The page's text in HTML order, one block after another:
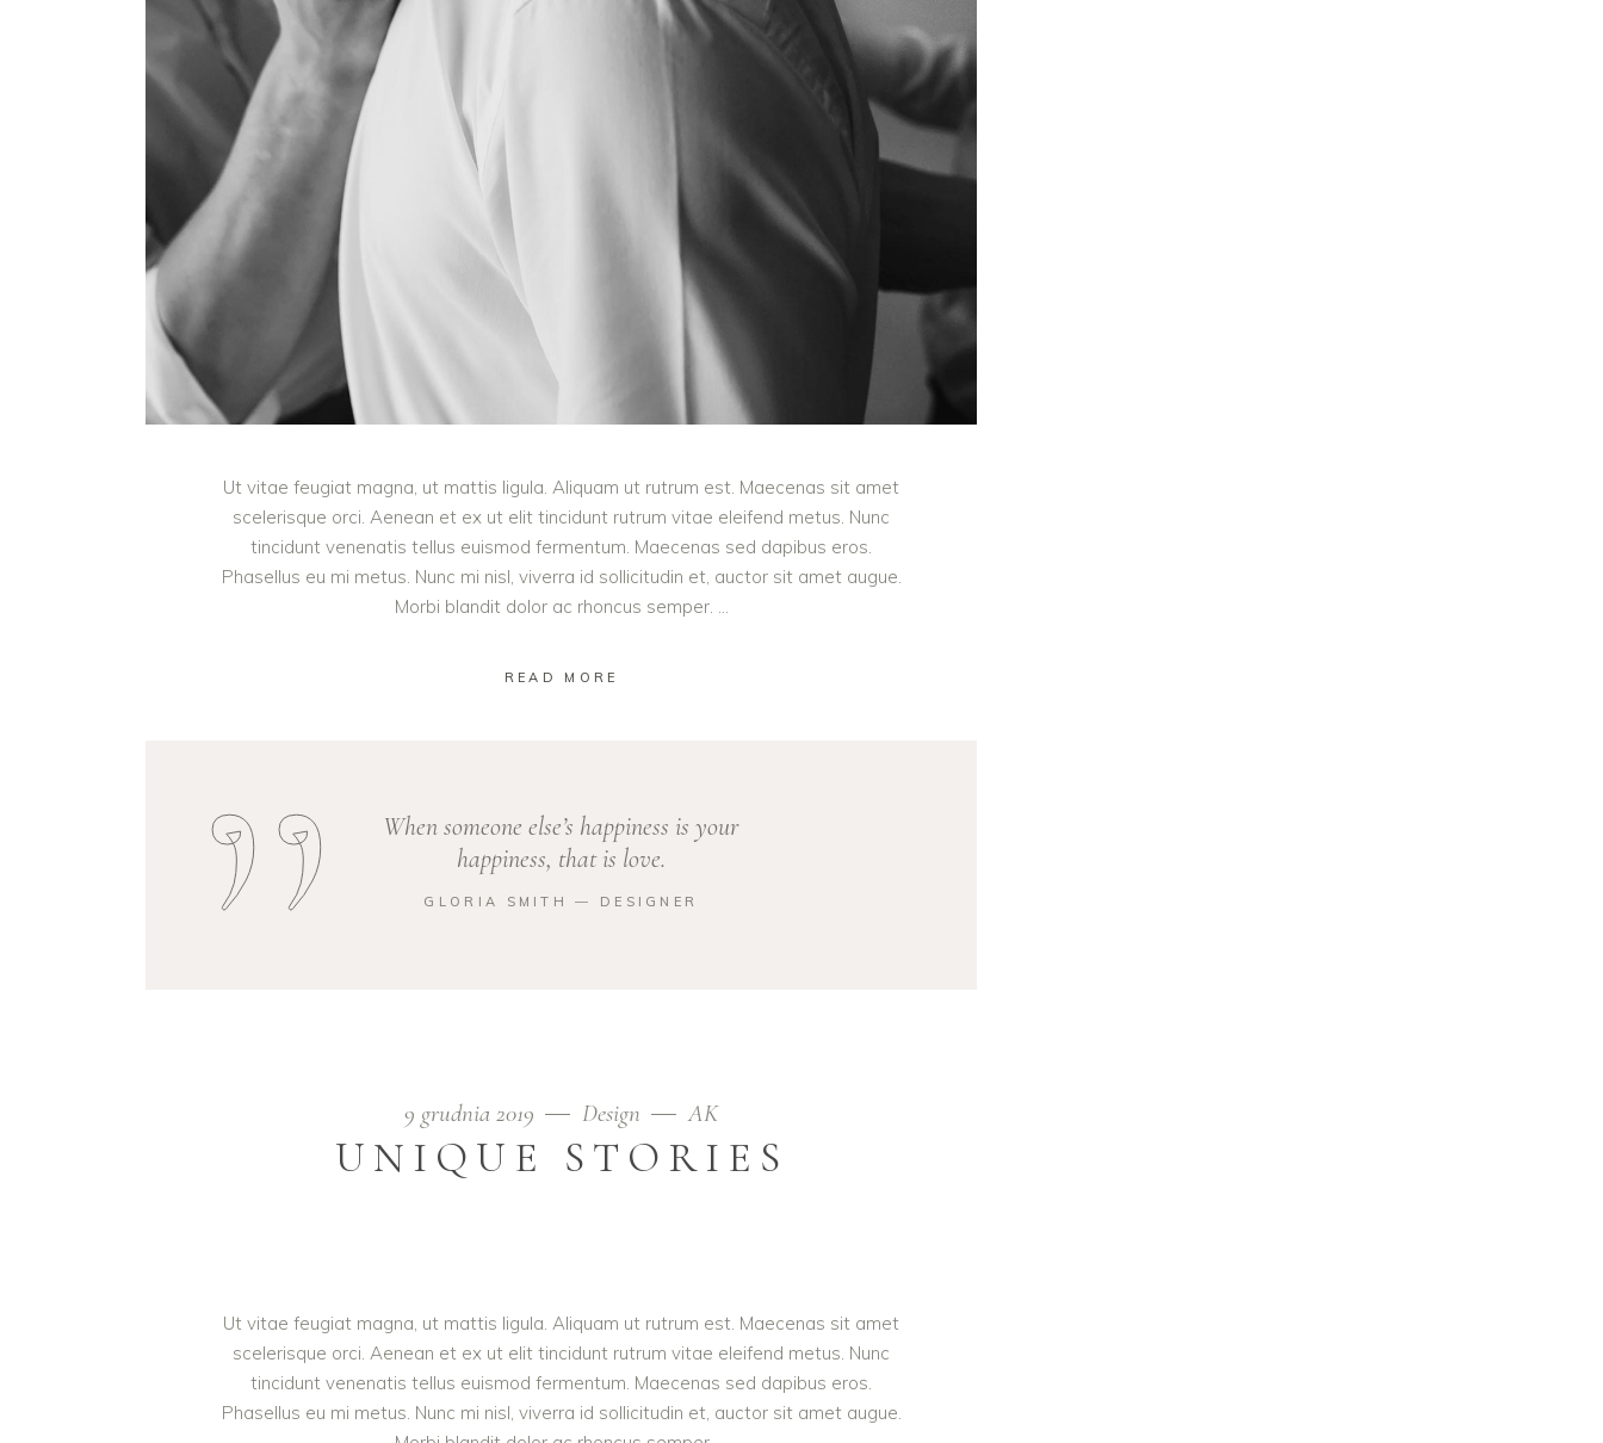
Ut vitae feugiat magna, ut mattis ligula. Aliquam ut rutrum est. Maecenas sit amet
scelerisque orci. Aenean et ex ut elit tincidunt rutrum vitae eleifend metus. Nunc
tincidunt venenatis tellus euismod fermentum. Maecenas sed dapibus eros.
Phasellus eu mi metus. Nunc mi nisl, viverra id sollicitudin et, auctor sit amet augue.
Morbi blandit dolor ac rhoncus semper.
READ MORE
When someone else’s happiness is your
happiness, that is love.
GLORIA SMITH ― DESIGNER
9 grudnia 2019 Design AK
UNIQUE STORIES
Ut vitae feugiat magna, ut mattis ligula. Aliquam ut rutrum est. Maecenas sit amet
scelerisque orci. Aenean et ex ut elit tincidunt rutrum vitae eleifend metus. Nunc
tincidunt venenatis tellus euismod fermentum. Maecenas sed dapibus eros.
Phasellus eu mi metus. Nunc mi nisl, viverra id sollicitudin et, auctor sit amet augue.